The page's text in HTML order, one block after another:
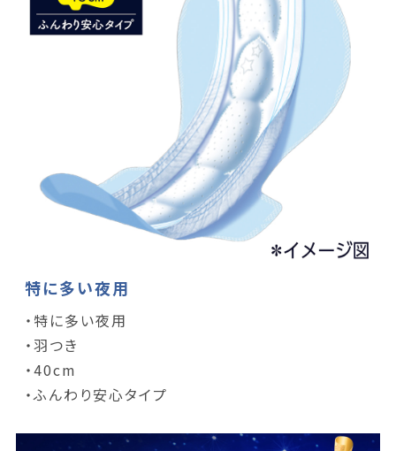
特に多い夜用
・特に多い夜用
・羽つき
・40cm
・ふんわり安心タイプ